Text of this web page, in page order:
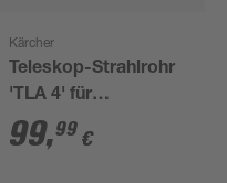
Kärcher
Teleskop-Strahlrohr
'TLA 4' für
Hochdruckreiniger
120-370 cm
99,99 €